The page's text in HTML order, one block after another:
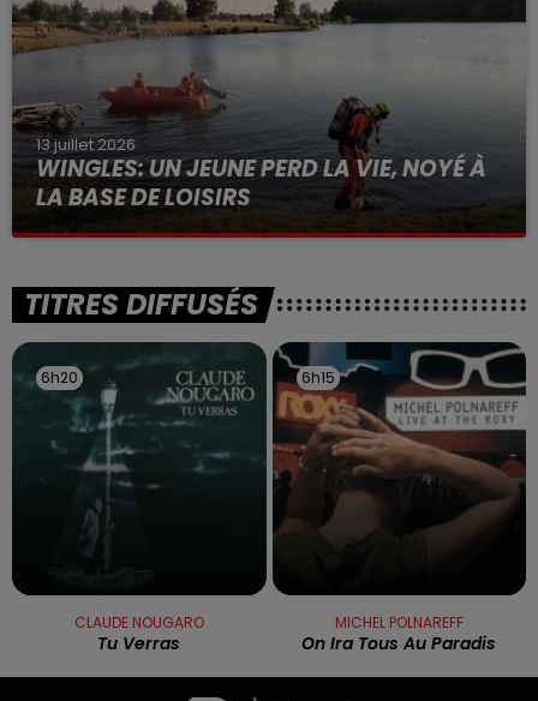
13 juillet 2026
WINGLES: UN JEUNE PERD LA VIE, NOYÉ À
LA BASE DE LOISIRS
La victime a coulé à pic
TITRES DIFFUSÉS
6h20
6h20
CLAUDE NOUGARO
Tu Verras
6h15
6h15
MICHEL POLNAREFF
On Ira Tous Au Paradis